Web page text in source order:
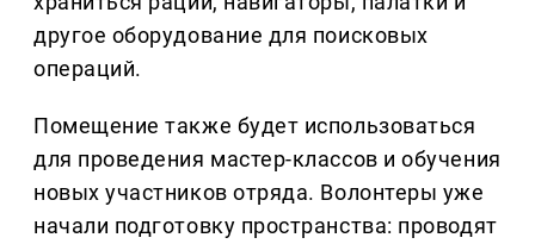
другое оборудование для поисковых
операций.
Помещение также будет использоваться
для проведения мастер-классов и обучения
новых участников отряда. Волонтеры уже
начали подготовку пространства: проводят